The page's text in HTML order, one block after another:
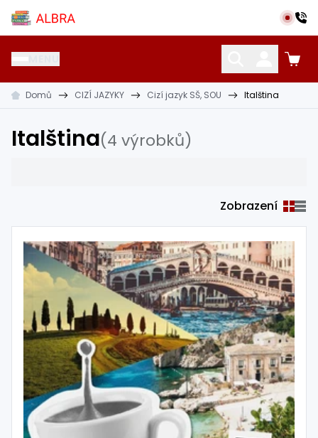
Přeskočit na hlavní obsah
Albra s.r.o.
CIZÍ JAZYKY
Domů CIZÍ JAZYKY Cizí jazyk SŠ, SOU Italština
Italština(4 výrobků)
Zobrazení